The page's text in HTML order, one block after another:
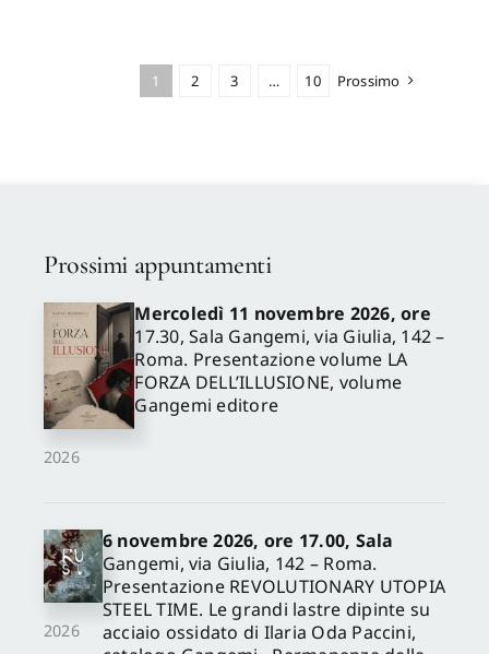
1 2 3 … 10 Prossimo
Prossimi appuntamenti
2026
Mercoledì 11 novembre 2026, ore
17.30, Sala Gangemi, via Giulia, 142 –
Roma. Presentazione volume LA
FORZA DELL’ILLUSIONE, volume
Gangemi editore
2026
6 novembre 2026, ore 17.00, Sala
Gangemi, via Giulia, 142 – Roma.
Presentazione REVOLUTIONARY UTOPIA
STEEL TIME. Le grandi lastre dipinte su
acciaio ossidato di Ilaria Oda Paccini,